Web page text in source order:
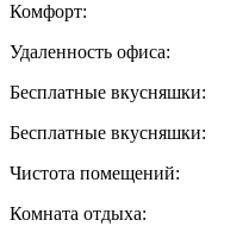
Комфорт:
Удаленность офиса:
Бесплатные вкусняшки:
Бесплатные вкусняшки:
Чистота помещений:
Комната отдыха: